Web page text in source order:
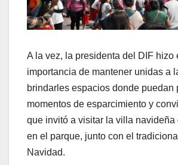
A la vez, la presidenta del DIF hizo
importancia de mantener unidas a
brindarles espacios donde puedan
momentos de esparcimiento y
que invitó a visitar la villa navideña
en el parque, junto con el
Navidad.